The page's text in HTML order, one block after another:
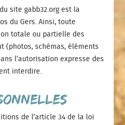
site gabb32.org est la
du Gers. Ainsi, toute
totale ou partielle des
(photos, schémas, éléments
l’autorisation expresse des
interdire.
de l’article 34 de la loi